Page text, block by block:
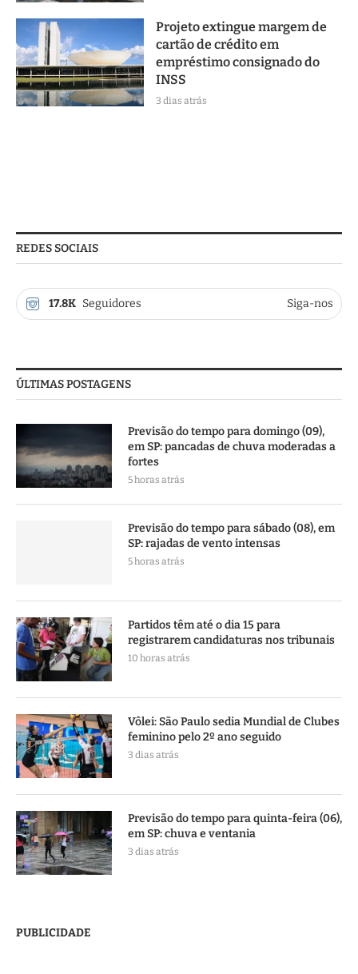
Projeto extingue margem de
cartão de crédito em
empréstimo consignado do
INSS
3 dias atrás
REDES SOCIAIS
17.8K Seguidores Siga-nos
ÚLTIMAS POSTAGENS
Previsão do tempo para domingo (09),
em SP: pancadas de chuva moderadas a
fortes
5 horas atrás
Previsão do tempo para sábado (08), em
SP: rajadas de vento intensas
5 horas atrás
Partidos têm até o dia 15 para
registrarem candidaturas nos tribunais
10 horas atrás
Vôlei: São Paulo sedia Mundial de Clubes
feminino pelo 2º ano seguido
3 dias atrás
Previsão do tempo para quinta-feira (06),
em SP: chuva e ventania
3 dias atrás
PUBLICIDADE